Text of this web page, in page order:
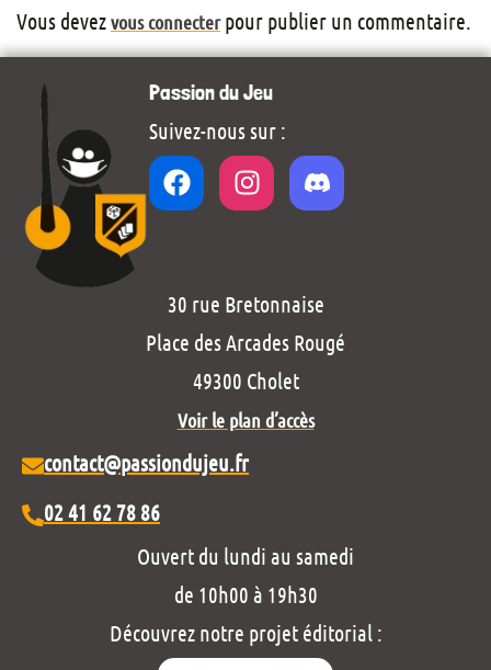
Vous devezvous connecterpour publier un commentaire.
Passion du Jeu
Suivez-nous sur :
30 rue Bretonnaise
Place des Arcades Rougé
49300 Cholet
Voir le plan d’accès
contact@passiondujeu.fr
02 41 62 78 86
Ouvert du lundi au samedi
de 10h00 à 19h30
Découvrez notre projet éditorial :